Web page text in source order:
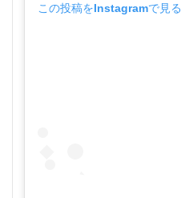
この投稿をInstagramで見る